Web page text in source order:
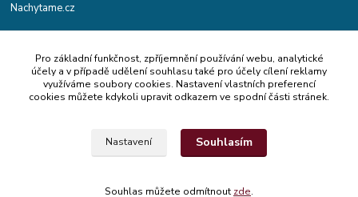
Nachytame.cz
(Po-Pá, 9:00-17:00 hod.)
Email : info@nachytame.cz
© 2015 Nachytame.cz
Pro základní funkčnost, zpříjemnění používání webu, analytické
účely a v případě udělení souhlasu také pro účely cílení reklamy
využíváme soubory cookies. Nastavení vlastních preferencí
cookies můžete kdykoli upravit odkazem ve spodní části stránek.
Nastavení Souhlasím
Souhlas můžete odmítnout zde.